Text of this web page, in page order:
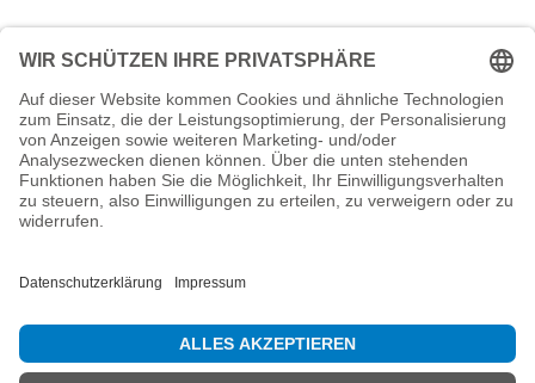
Adresse
Reichenberger Str. 1
84130 Dingolfing
Telefon
info@mountain-sports-